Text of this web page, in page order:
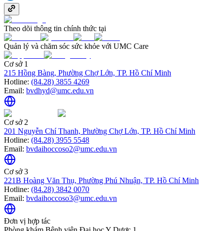
Theo dõi thông tin chính thức tại
Quản lý và chăm sóc sức khỏe với UMC Care
Cơ sở 1
215 Hồng Bàng, Phường Chợ Lớn, TP. Hồ Chí Minh
Hotline: (84.28) 3855 4269
Email: bvdhyd@umc.edu.vn
Cơ sở 2
201 Nguyễn Chí Thanh, Phường Chợ Lớn, TP. Hồ Chí Minh
Hotline: (84.28) 3955 5548
Email: bvdaihoccoso2@umc.edu.vn
Cơ sở 3
221B Hoàng Văn Thụ, Phường Phú Nhuận, TP. Hồ Chí Minh
Hotline: (84.28) 3842 0070
Email: bvdaihoccoso3@umc.edu.vn
Đơn vị hợp tác